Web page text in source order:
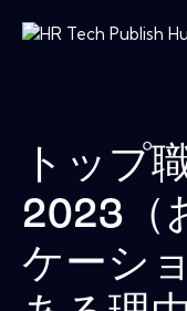
トップ
2023（
ケーシ